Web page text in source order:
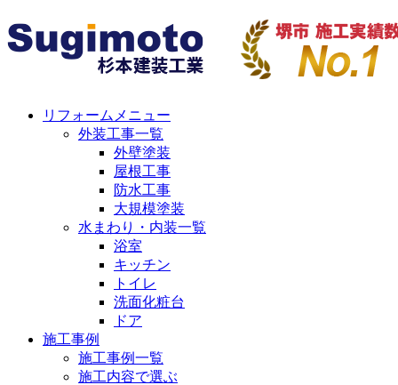
リフォームメニュー
外装工事一覧
外壁塗装
屋根工事
防水工事
大規模塗装
水まわり・内装一覧
浴室
キッチン
トイレ
洗面化粧台
ドア
施工事例
施工事例一覧
施工内容で選ぶ